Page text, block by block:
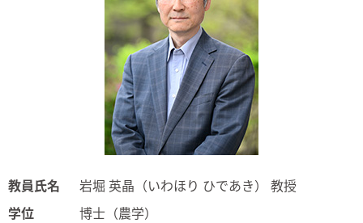
教員氏名
岩堀 英晶（いわほり ひであき） 教授
学位
博士（農学）